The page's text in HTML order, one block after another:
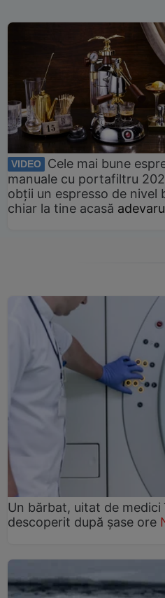
VIDEO
Cele mai bune
manuale cu portafiltru
obții un espresso de nivel
chiar la tine acasă
Un bărbat, uitat de
descoperit după șase ore